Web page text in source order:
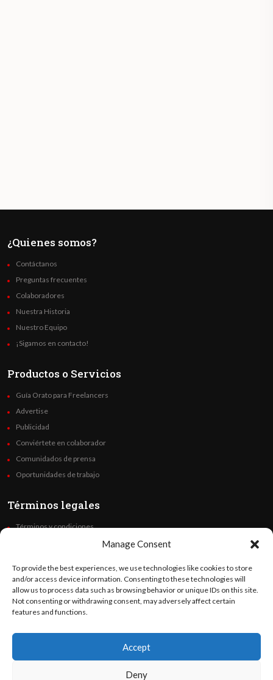
Manage Consent
To provide the best experiences, we use technologies like cookies to store
and/or access device information. Consenting to these technologies will
allow us to process data such as browsing behavior or unique IDs on this site.
Not consenting or withdrawing consent, may adversely affect certain
features and functions.
Accept
Deny
¿Quienes somos?
Contáctanos
Preguntas frecuentes
Colaboradores
Nuestra Historia
Nuestro Equipo
¡Sigamos en contacto!
Productos o Servicios
Guía Orato para Freelancers
Advertise
Publicidad
Conviértete en colaborador
Comunidados de prensa
Oportunidades de trabajo
Términos legales
Términos y condiciones
Code of Ethics
Síguenos
©OratoWorld Media 2026. Todos los derechos reservados..